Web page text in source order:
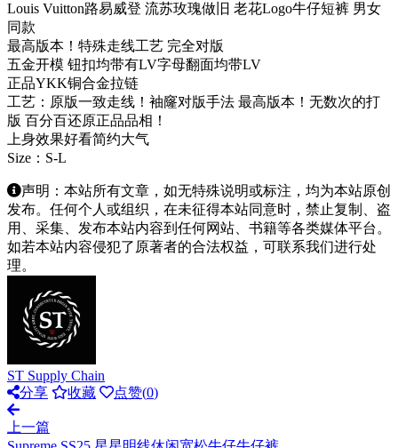
Louis Vuitton路易威登 流苏玫瑰做旧 老花Logo牛仔短裤 男女
同款
最高版本！特殊走线工艺 完全对版
五金开模 钮扣均带有LV字母翻面均带LV
正品YKK铜合金拉链
工艺：原版一致走线！袖窿对版手法 最高版本！无数次的打
版 百分百还原正品品相！
上身效果好看简约大气
Size：S-L
声明：本站所有文章，如无特殊说明或标注，均为本站原创
发布。任何个人或组织，在未征得本站同意时，禁止复制、盗
用、采集、发布本站内容到任何网站、书籍等各类媒体平台。
如若本站内容侵犯了原著者的合法权益，可联系我们进行处
理。
ST Supply Chain
分享
收藏 点赞(0)
上一篇